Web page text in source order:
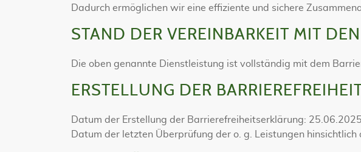
Dadurch ermöglichen wir eine effiziente und sichere
STAND DER VEREINBARKEIT MIT
Die oben genannte Dienstleistung ist vollständig mit dem
ERSTELLUNG DER
Datum der Erstellung der Barrierefreiheitserklärung: 25.06.2025
Datum der letzten Überprüfung der o. g. Leistungen